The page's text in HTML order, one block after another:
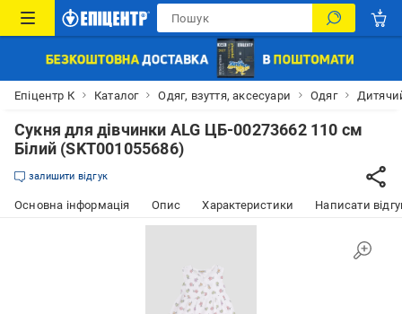
Епіцентр К Каталог Одяг, взуття, аксесуари Одяг
Сукня для дівчинки ALG ЦБ-00273662 110 см
Білий (SKT001055686)
залишити відгук
Основна інформація Опис Характеристики Написати